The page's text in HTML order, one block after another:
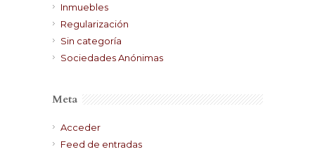
Inmuebles
Regularización
Sin categoría
Sociedades Anónimas
Meta
Acceder
Feed de entradas